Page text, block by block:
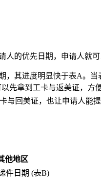
的优先日期，申请人就可
，其进度明显快于表A。
先拿到工卡与返美证，方
回美证，也让申请人能提
他地区
件日期 (表B)